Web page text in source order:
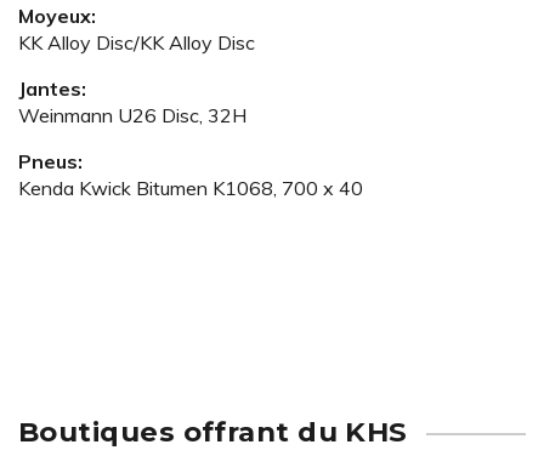
Moyeux:
KK Alloy Disc/KK Alloy Disc
Jantes:
Weinmann U26 Disc, 32H
Pneus:
Kenda Kwick Bitumen K1068, 700 x 40
Boutiques offrant du KHS